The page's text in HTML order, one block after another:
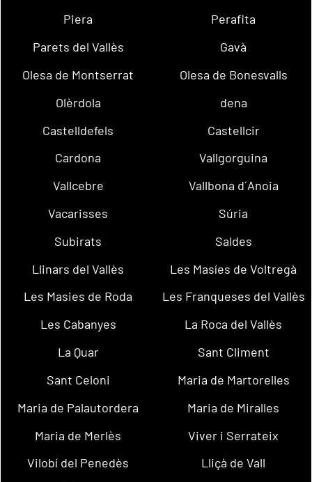
Piera
Perafita
Parets del Vallès
Gavà
Olesa de Montserrat
Olesa de Bonesvalls
Olèrdola
dena
Castelldefels
Castellcir
Cardona
Vallgorguina
Vallcebre
Vallbona d´Anoia
Vacarisses
Súria
Subirats
Saldes
Llinars del Vallès
Les Masíes de Voltregà
Les Masies de Roda
Les Franqueses del Vallès
Les Cabanyes
La Roca del Vallès
La Quar
Sant Climent
Sant Celoni
Maria de Martorelles
Maria de Palautordera
Maria de Miralles
Maria de Merlès
Viver i Serrateix
Vilobí del Penedès
Lliçà de Vall